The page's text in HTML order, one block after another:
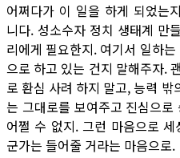
어쩌다가 이 일을 하게 되었는
니다. 성소수자 정치 생태계 만
리에게 필요한지. 여기서 일하
으로 하고 있는 건지 말해주자.
로 환심 사려 하지 말고, 능력
는 그대로를 보여주고 진심으
어쩔 수 없지. 그런 마음으로
군가는 들어줄 거라는 마음으로.